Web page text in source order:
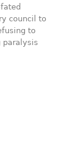
council to
to
paralysis